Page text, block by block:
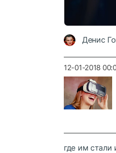
Денис
12-01-2018
где им стали